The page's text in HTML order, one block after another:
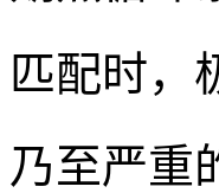
匹配时，
乃至严重